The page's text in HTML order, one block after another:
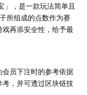
」，是一款玩法简单且
所组成的点数作为赛
再添安全性，给予最
员下注时的参考依据
，并可透过区块链技